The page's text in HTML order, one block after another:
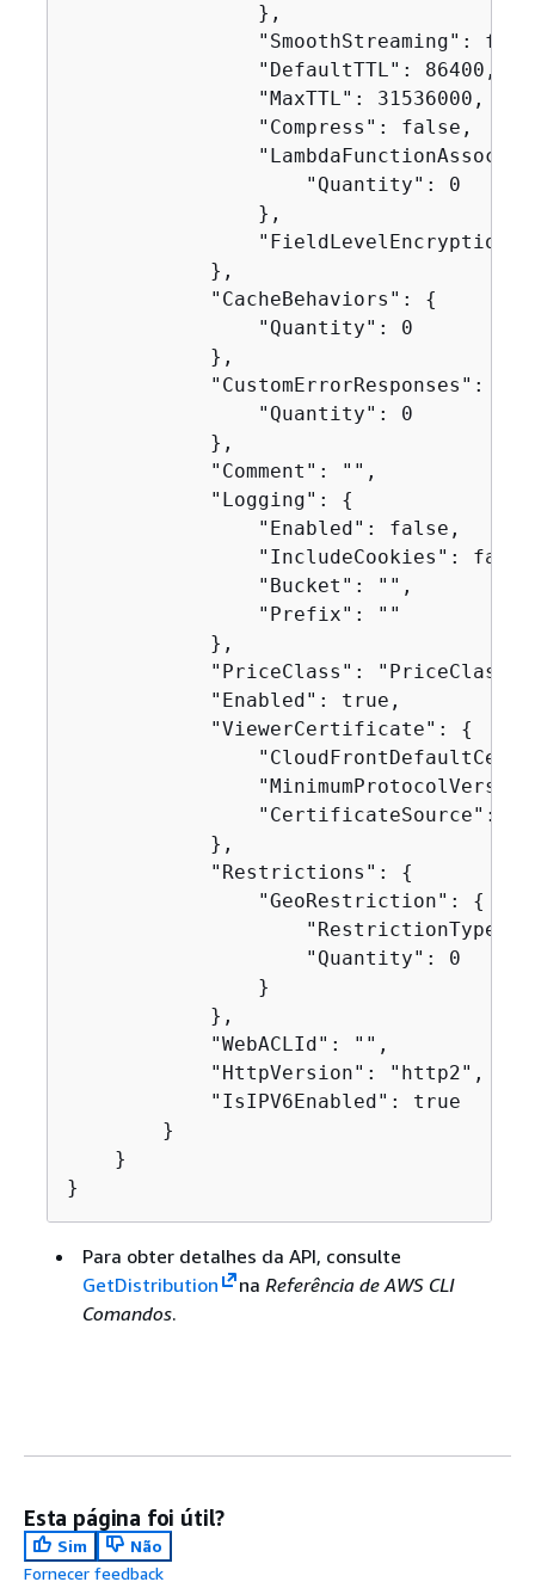
                },
"SmoothStreaming":
                "DefaultTTL": 86400,
                "MaxTTL": 31536000,
                "Compress": false,
                    "Quantity": 0
                },
            },
            "CacheBehaviors":
{
                "Quantity": 0
            },
            "CustomErrorResponses":
                "Quantity": 0
            },
            "Comment": "",
            "Logging":
{
                "Enabled": false,
"IncludeCookies":
                "Bucket": "",
                "Prefix": ""
            },
"PriceClass":
            "Enabled": true,
            "ViewerCertificate":
{
"CertificateSource":
            },
            "Restrictions":
{
                "GeoRestriction":
{
"RestrictionType":
                    "Quantity": 0
                }
            },
            "WebACLId": "",
            "HttpVersion": "http2",
            "IsIPV6Enabled": true
        }
    }
}
Para obter detalhes da API, consulte
GetDistribution
naReferência de AWS CLI
Comandos.
Esta página foi útil?
Sim
Não
Fornecer feedback